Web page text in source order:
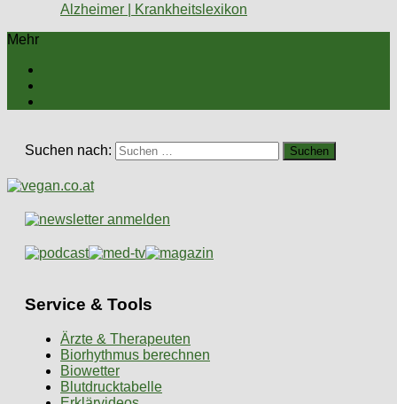
Alzheimer | Krankheitslexikon
Mehr
Suchen nach:
Service & Tools
Ärzte & Therapeuten
Biorhythmus berechnen
Biowetter
Blutdrucktabelle